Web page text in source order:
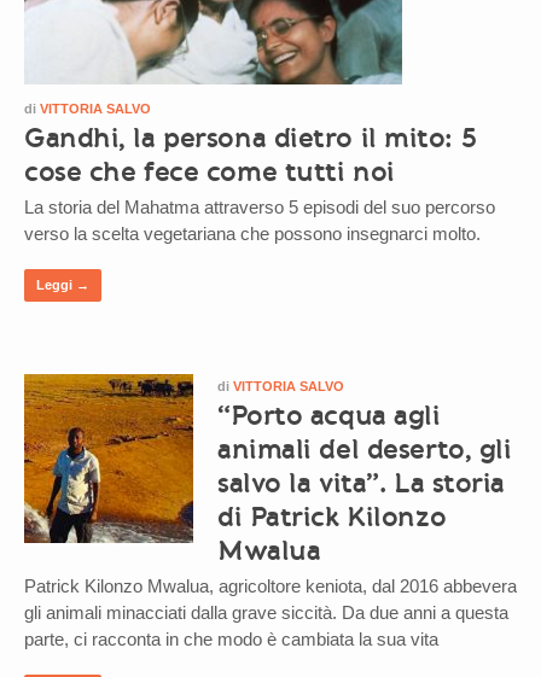
di VITTORIA SALVO
Gandhi, la persona dietro il mito: 5
cose che fece come tutti noi
La storia del Mahatma attraverso 5 episodi del suo percorso
verso la scelta vegetariana che possono insegnarci molto.
Leggi →
di VITTORIA SALVO
“Porto acqua agli
animali del deserto, gli
salvo la vita”. La storia
di Patrick Kilonzo
Mwalua
Patrick Kilonzo Mwalua, agricoltore keniota, dal 2016 abbevera
gli animali minacciati dalla grave siccità. Da due anni a questa
parte, ci racconta in che modo è cambiata la sua vita